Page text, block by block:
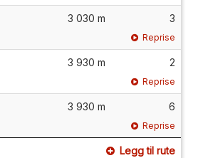
3 030 m 3
Reprise
3 930 m 2
Reprise
3 930 m 6
Reprise
Legg til rute